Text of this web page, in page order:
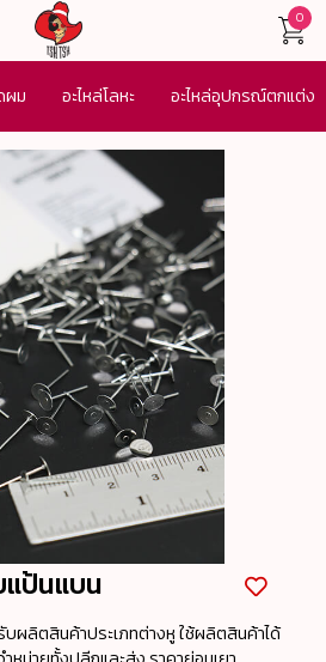
0
ผม อะไหล่โลหะ อะไหล่อุปกรณ์ตกแต่ง
ป้นแบน
ผลิตสินค้าประเภทต่างหู ใช้ผลิตสินค้าได้